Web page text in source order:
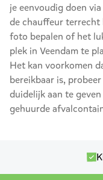
je eenvoudig doen
de chauffeur terrecht
foto bepalen of het
plek in Veendam te
Het kan voorkomen
bereikbaar is,
duidelijk aan te
gehuurde